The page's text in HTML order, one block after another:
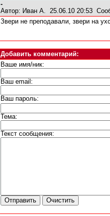
-
Автор: Иван А. 25.06.10 20:53
Звери не преподавали, звери на
Добавить комментарий:
Ваше имя/ник:
Ваш email:
Ваш пароль:
Тема:
Текст сообщения: